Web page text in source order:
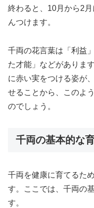
終わると、10月から2
んつけます。
千両の花言葉は「利益
た才能」などがありま
に赤い実をつける姿が
せることから、このよ
のでしょう。
千両の基本的な
千両を健康に育てるた
す。ここでは、千両の
す。